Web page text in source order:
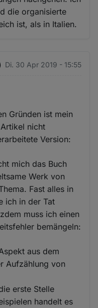
die organisierte
ist, als in Italien.
Di. 30 Apr 2019 - 15:55
Gründen ist mein
nicht
Version:
mich das Buch
Werk von
Fast alles in
ich in der Tat
muss ich einen
bemängeln:
aus dem
Aufzählung von
erste Stelle
handelt es